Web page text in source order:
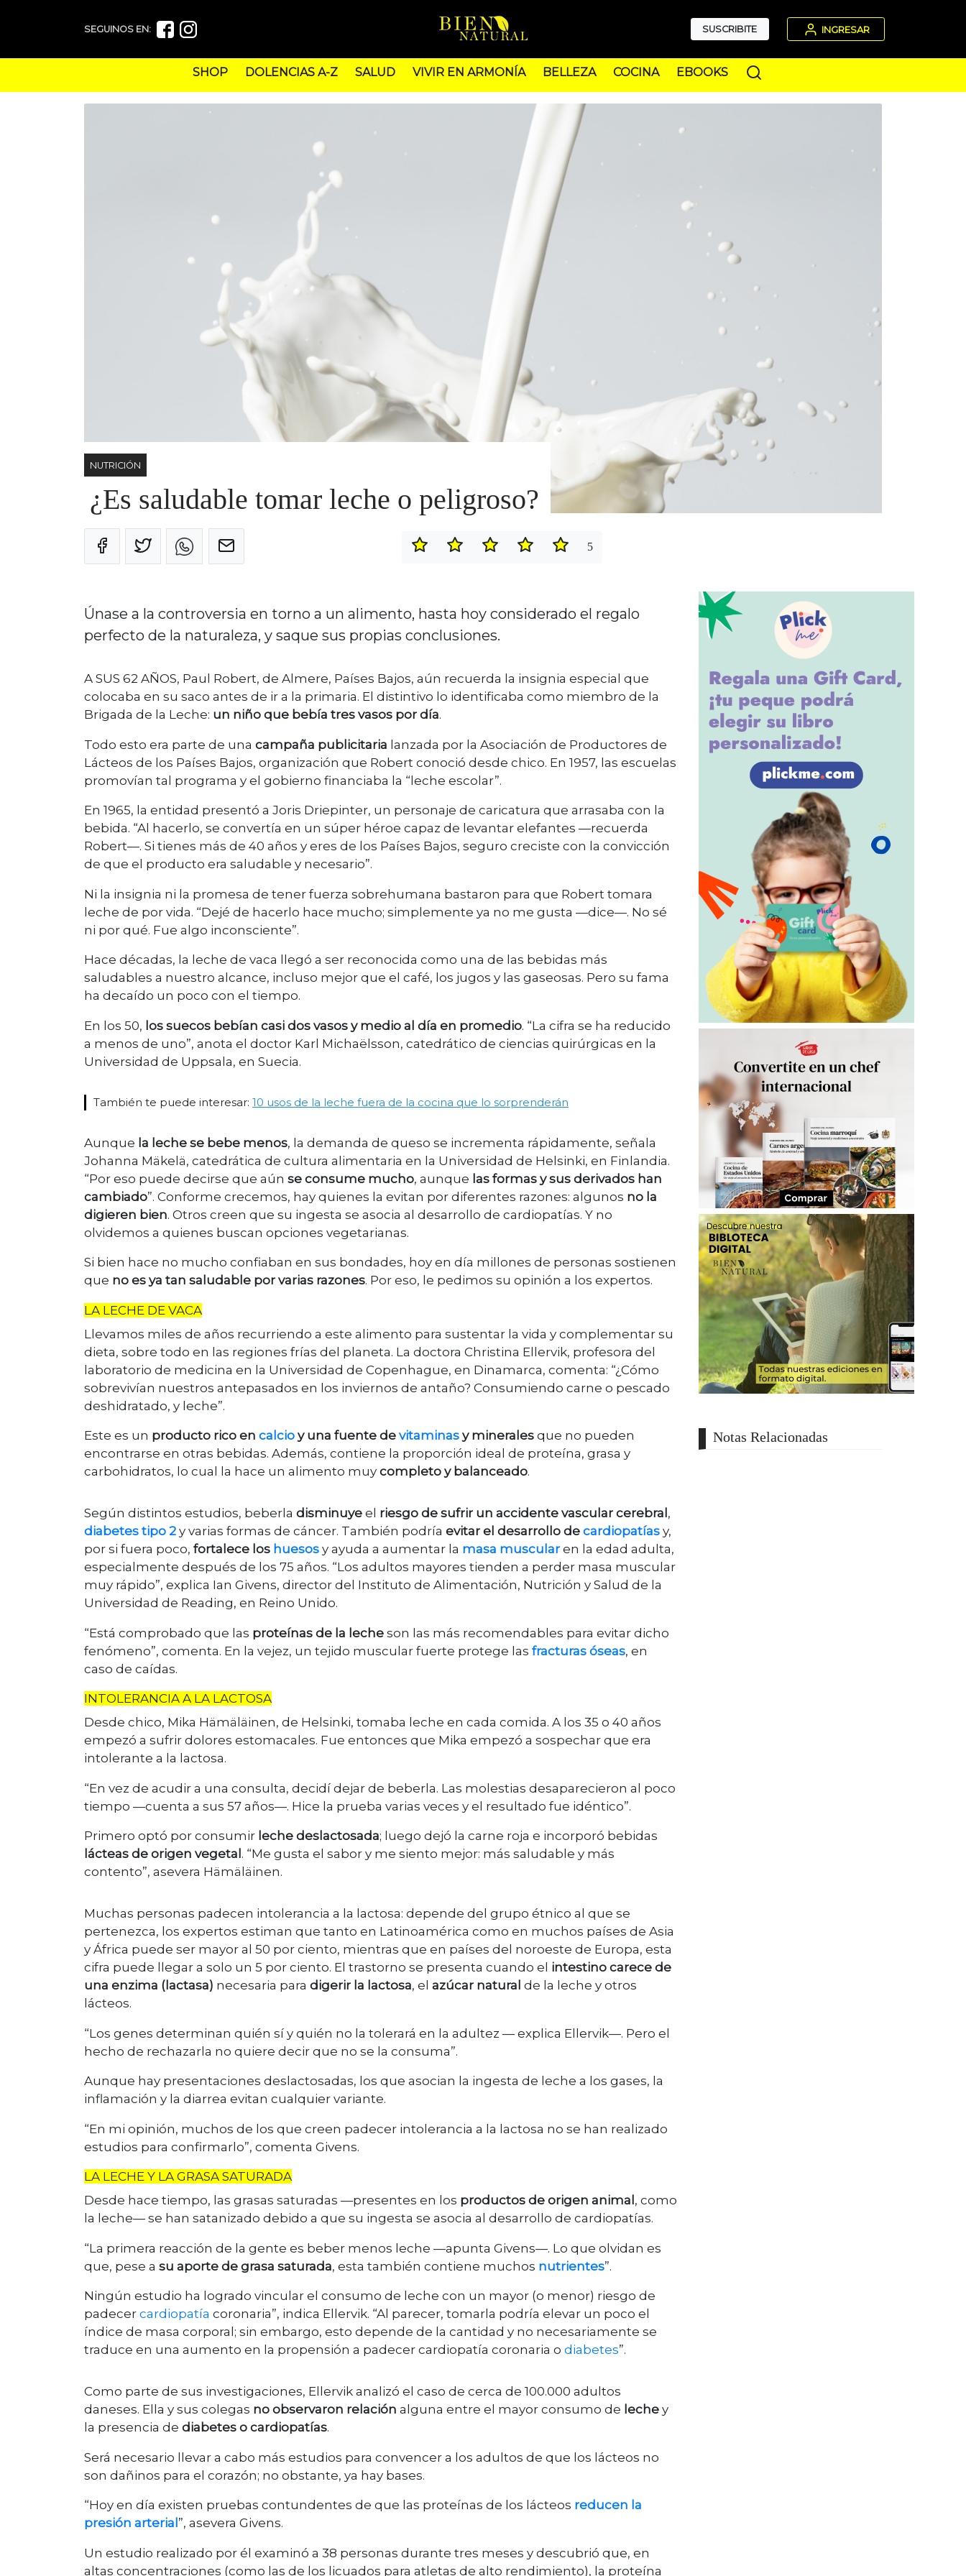
SEGUINOS EN: SUSCRIBITE INGRESAR
SHOP DOLENCIAS A-Z SALUD VIVIR EN ARMONÍA BELLEZA COCINA EBOOKS
NUTRICIÓN
¿Es saludable tomar leche o peligroso?
5
Únase a la controversia en torno a un alimento, hasta hoy considerado el regalo
perfecto de la naturaleza, y saque sus propias conclusiones.
A SUS 62 AÑOS, Paul Robert, de Almere, Países Bajos, aún recuerda la insignia especial que
colocaba en su saco antes de ir a la primaria. El distintivo lo identificaba como miembro de la
Brigada de la Leche: un niño que bebía tres vasos por día.
Todo esto era parte de una campaña publicitaria lanzada por la Asociación de Productores de
Lácteos de los Países Bajos, organización que Robert conoció desde chico. En 1957, las escuelas
promovían tal programa y el gobierno financiaba la “leche escolar”.
En 1965, la entidad presentó a Joris Driepinter, un personaje de caricatura que arrasaba con la
bebida. “Al hacerlo, se convertía en un súper héroe capaz de levantar elefantes —recuerda
Robert—. Si tienes más de 40 años y eres de los Países Bajos, seguro creciste con la convicción
de que el producto era saludable y necesario”.
Ni la insignia ni la promesa de tener fuerza sobrehumana bastaron para que Robert tomara
leche de por vida. “Dejé de hacerlo hace mucho; simplemente ya no me gusta —dice—. No sé
ni por qué. Fue algo inconsciente”.
Hace décadas, la leche de vaca llegó a ser reconocida como una de las bebidas más
saludables a nuestro alcance, incluso mejor que el café, los jugos y las gaseosas. Pero su fama
ha decaído un poco con el tiempo.
En los 50, los suecos bebían casi dos vasos y medio al día en promedio. “La cifra se ha reducido
a menos de uno”, anota el doctor Karl Michaëlsson, catedrático de ciencias quirúrgicas en la
Universidad de Uppsala, en Suecia.
También te puede interesar: 10 usos de la leche fuera de la cocina que lo sorprenderán
Aunque la leche se bebe menos, la demanda de queso se incrementa rápidamente, señala
Johanna Mäkelä, catedrática de cultura alimentaria en la Universidad de Helsinki, en Finlandia.
“Por eso puede decirse que aún se consume mucho, aunque las formas y sus derivados han
cambiado”. Conforme crecemos, hay quienes la evitan por diferentes razones: algunos no la
digieren bien. Otros creen que su ingesta se asocia al desarrollo de cardiopatías. Y no
olvidemos a quienes buscan opciones vegetarianas.
Si bien hace no mucho confiaban en sus bondades, hoy en día millones de personas sostienen
que no es ya tan saludable por varias razones. Por eso, le pedimos su opinión a los expertos.
LA LECHE DE VACA
Llevamos miles de años recurriendo a este alimento para sustentar la vida y complementar su
dieta, sobre todo en las regiones frías del planeta. La doctora Christina Ellervik, profesora del
laboratorio de medicina en la Universidad de Copenhague, en Dinamarca, comenta: “¿Cómo
sobrevivían nuestros antepasados en los inviernos de antaño? Consumiendo carne o pescado
deshidratado, y leche”.
Este es un producto rico en calcio y una fuente de vitaminas y minerales que no pueden
encontrarse en otras bebidas. Además, contiene la proporción ideal de proteína, grasa y
carbohidratos, lo cual la hace un alimento muy completo y balanceado.
Según distintos estudios, beberla disminuye el riesgo de sufrir un accidente vascular cerebral ,
diabetes tipo 2 y varias formas de cáncer. También podría evitar el desarrollo de cardiopatías y,
por si fuera poco, fortalece los huesos y ayuda a aumentar la masa muscular en la edad adulta,
especialmente después de los 75 años. “Los adultos mayores tienden a perder masa muscular
muy rápido”, explica Ian Givens, director del Instituto de Alimentación, Nutrición y Salud de la
Universidad de Reading, en Reino Unido.
“Está comprobado que las proteínas de la leche son las más recomendables para evitar dicho
fenómeno”, comenta. En la vejez, un tejido muscular fuerte protege las fracturas óseas, en
caso de caídas.
INTOLERANCIA A LA LACTOSA
Desde chico, Mika Hämäläinen, de Helsinki, tomaba leche en cada comida. A los 35 o 40 años
empezó a sufrir dolores estomacales. Fue entonces que Mika empezó a sospechar que era
intolerante a la lactosa.
“En vez de acudir a una consulta, decidí dejar de beberla. Las molestias desaparecieron al poco
tiempo —cuenta a sus 57 años—. Hice la prueba varias veces y el resultado fue idéntico”.
Primero optó por consumir leche deslactosada; luego dejó la carne roja e incorporó bebidas
lácteas de origen vegetal . “Me gusta el sabor y me siento mejor: más saludable y más
contento”, asevera Hämäläinen.
Muchas personas padecen intolerancia a la lactosa: depende del grupo étnico al que se
pertenezca, los expertos estiman que tanto en Latinoamérica como en muchos países de Asia
y África puede ser mayor al 50 por ciento, mientras que en países del noroeste de Europa, esta
cifra puede llegar a solo un 5 por ciento. El trastorno se presenta cuando el intestino carece de
una enzima (lactasa) necesaria para digerir la lactosa, el azúcar natural de la leche y otros
lácteos.
“Los genes determinan quién sí y quién no la tolerará en la adultez — explica Ellervik—. Pero el
hecho de rechazarla no quiere decir que no se la consuma”.
Aunque hay presentaciones deslactosadas, los que asocian la ingesta de leche a los gases, la
inflamación y la diarrea evitan cualquier variante.
“En mi opinión, muchos de los que creen padecer intolerancia a la lactosa no se han realizado
estudios para confirmarlo”, comenta Givens.
LA LECHE Y LA GRASA SATURADA
Desde hace tiempo, las grasas saturadas —presentes en los productos de origen animal , como
la leche— se han satanizado debido a que su ingesta se asocia al desarrollo de cardiopatías.
“La primera reacción de la gente es beber menos leche —apunta Givens—. Lo que olvidan es
que, pese a su aporte de grasa saturada, esta también contiene muchos nutrientes”.
Ningún estudio ha logrado vincular el consumo de leche con un mayor (o menor) riesgo de
padecer cardiopatía coronaria”, indica Ellervik. “Al parecer, tomarla podría elevar un poco el
índice de masa corporal; sin embargo, esto depende de la cantidad y no necesariamente se
traduce en una aumento en la propensión a padecer cardiopatía coronaria o diabetes”.
Como parte de sus investigaciones, Ellervik analizó el caso de cerca de 100.000 adultos
daneses. Ella y sus colegas no observaron relación alguna entre el mayor consumo de leche y
la presencia de diabetes o cardiopatías.
Será necesario llevar a cabo más estudios para convencer a los adultos de que los lácteos no
son dañinos para el corazón; no obstante, ya hay bases.
“Hoy en día existen pruebas contundentes de que las proteínas de los lácteos reducen la
presión arterial ”, asevera Givens.
Un estudio realizado por él examinó a 38 personas durante tres meses y descubrió que, en
altas concentraciones (como las de los licuados para atletas de alto rendimiento), la proteína
Notas Relacionadas